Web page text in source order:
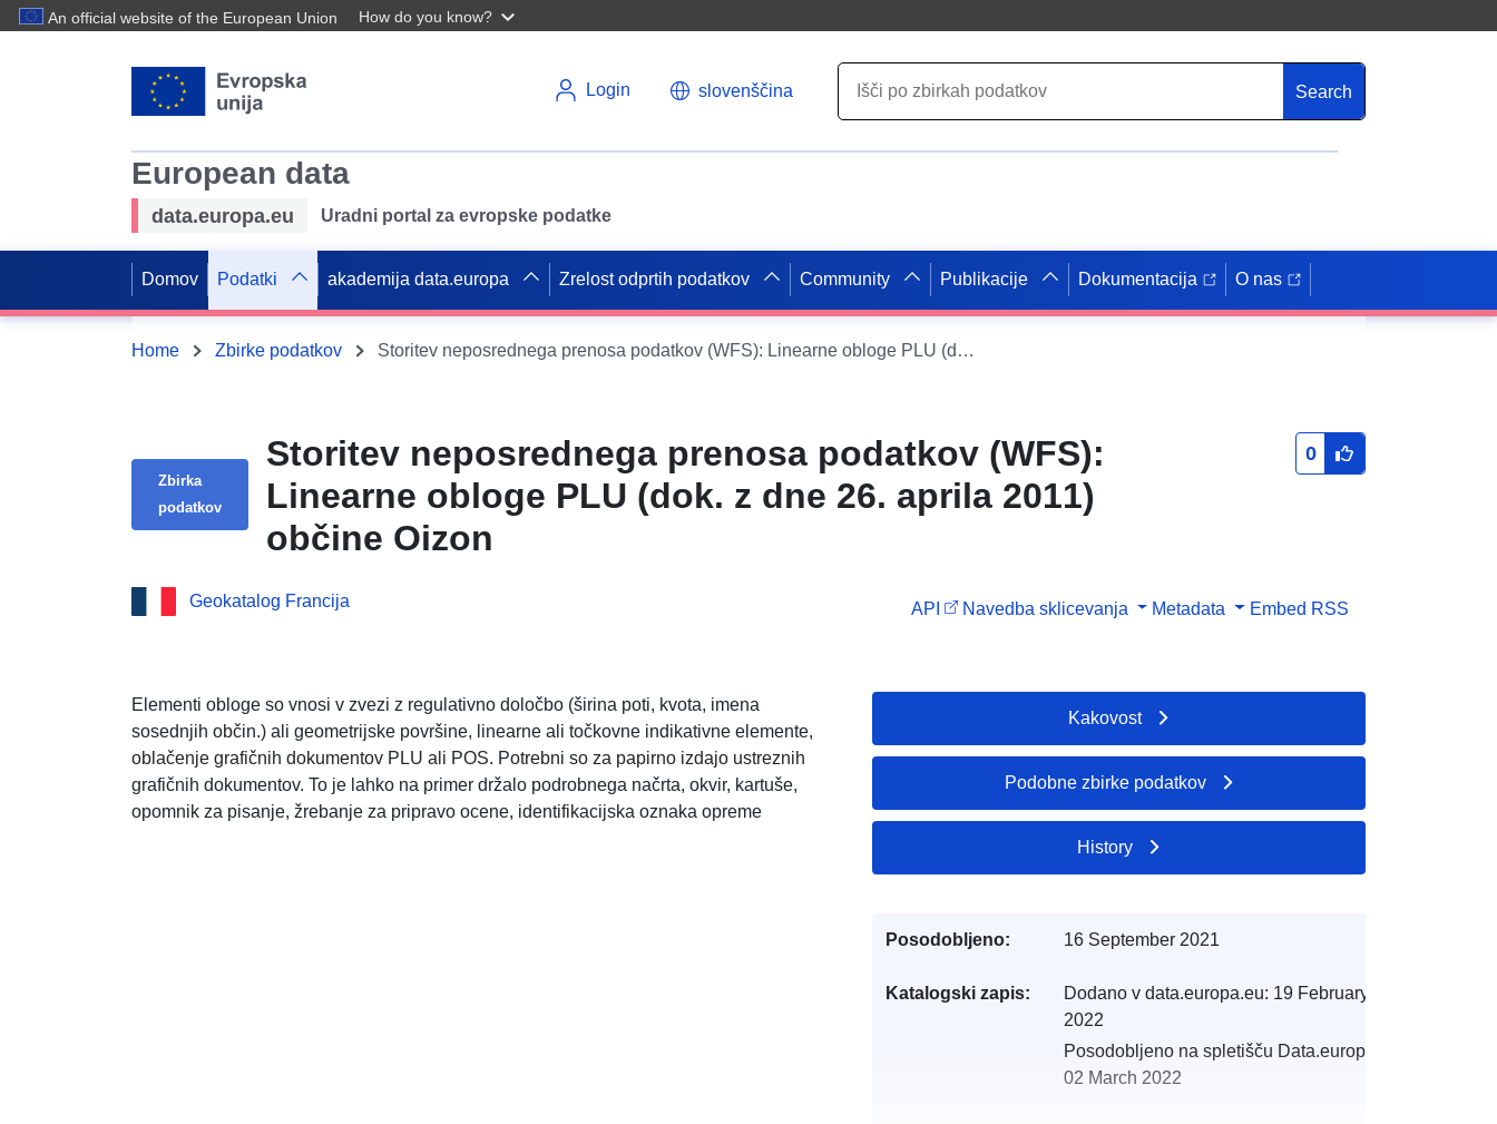
An official website of the European Union How do you know?
Login slovenščina Search
European data
data.europa.eu Uradni portal za evropske podatke
Domov Podatki akademija data.europa Zrelost odprtih podatkov Community Publikacije Dokumentacija O nas
Home Zbirke podatkov Storitev neposrednega prenosa podatkov (WFS): Linearne obloge PLU (dok. z dne 26. aprila 2011) občine Oizon
Zbirka
podatkov
Storitev neposrednega prenosa podatkov (WFS):
Linearne obloge PLU (dok. z dne 26. aprila 2011)
občine Oizon
0
Geokatalog Francija API Navedba sklicevanja Metadata Embed RSS
Elementi obloge so vnosi v zvezi z regulativno določbo (širina poti, kvota, imena
sosednjih občin.) ali geometrijske površine, linearne ali točkovne indikativne elemente,
oblačenje grafičnih dokumentov PLU ali POS. Potrebni so za papirno izdajo ustreznih
grafičnih dokumentov. To je lahko na primer držalo podrobnega načrta, okvir, kartuše,
opomnik za pisanje, žrebanje za pripravo ocene, identifikacijska oznaka opreme
Kakovost
Podobne zbirke podatkov
History
Posodobljeno: 16 September 2021
Katalogski zapis: Dodano v data.europa.eu: 19 February
2022
Posodobljeno na spletišču Data.europa.eu:
02 March 2022